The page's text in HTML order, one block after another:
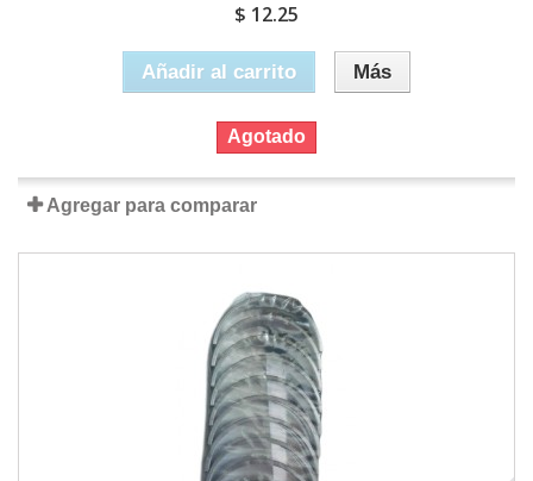
$ 12.25
Añadir al carrito Más
Agotado
Agregar para comparar